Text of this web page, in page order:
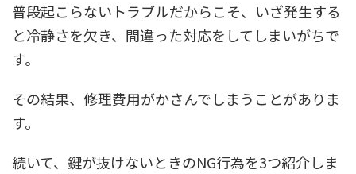
普段起こらないトラブルだからこそ、いざ発生する
と冷静さを欠き、間違った対応をしてしまいがちで
す。
その結果、修理費用がかさんでしまうことがありま
す。
続いて、鍵が抜けないときのNG行為を3つ紹介しま